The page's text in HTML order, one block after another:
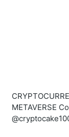
METAVERSE